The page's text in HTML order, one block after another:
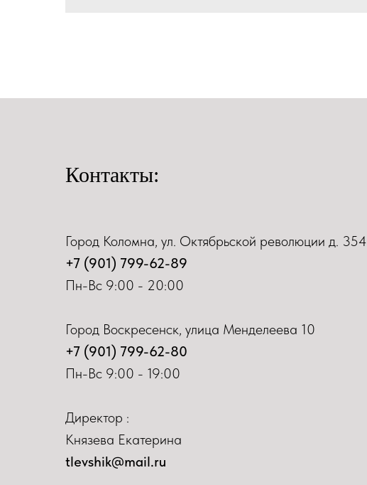
Контакты:
Город Коломна, ул. Октябрьской революции д. 354
+7 (901) 799-62-89
Пн-Вс 9:00 - 20:00
Город Воскресенск, улица Менделеева 10
+7 (901) 799-62-80
Пн-Вс 9:00 - 19:00
Директор :
Князева Екатерина
tlevshik@mail.ru